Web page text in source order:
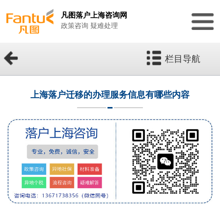
凡图落户上海咨询网
政策咨询 疑难处理
栏目导航
上海落户迁移的办理服务信息有哪些内容